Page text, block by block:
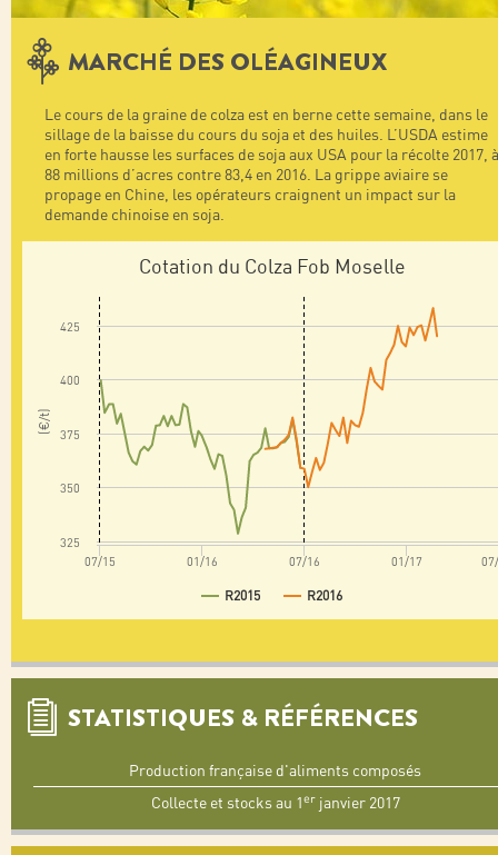
MARCHÉ DES OLÉAGINEUX
Le cours de la graine de colza est en berne cette semaine, dans le
sillage de la baisse du cours du soja et des huiles. L’USDA estime
en forte hausse les surfaces de soja aux USA pour la récolte 2017, à
88 millions d’acres contre 83,4 en 2016. La grippe aviaire se
propage en Chine, les opérateurs craignent un impact sur la
demande chinoise en soja.
(€/t)
Cotation du Colza Fob Moselle
R2015 R2016
07/15 01/16 07/16 01/17
325
350
375
400
425
STATISTIQUES & RÉFÉRENCES
Production française d'aliments composés
Collecte et stocks au 1erjanvier 2017